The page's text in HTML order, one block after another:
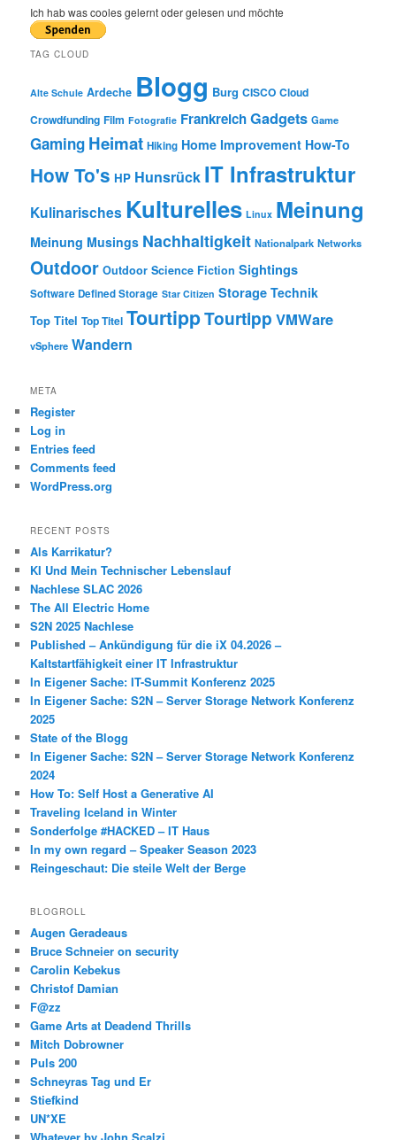
r
c
Ich hab was cooles gelernt oder gelesen und möchte
TAG CLOUD
Alte Schule Ardeche Blogg Burg CISCO Cloud
Crowdfunding Film Fotografie FrankreichGadgets Game
Gaming Heimat Hiking Home Improvement How-To
How To's HP Hunsrück IT Infrastruktur
Kulinarisches Kulturelles Linux Meinung
Meinung Musings Nachhaltigkeit Nationalpark Networks
Outdoor Outdoor Science Fiction Sightings
Software Defined Storage Star Citizen Storage Technik
Top Titel Top Titel TourtippTourtipp VMWare
vSphere Wandern
META
Register
Log in
Entries feed
Comments feed
WordPress.org
RECENT POSTS
Als Karrikatur?
KI Und Mein Technischer Lebenslauf
Nachlese SLAC 2026
The All Electric Home
S2N 2025 Nachlese
Published – Ankündigung für die iX 04.2026 –
Kaltstartfähigkeit einer IT Infrastruktur
In Eigener Sache: IT-Summit Konferenz 2025
In Eigener Sache: S2N – Server Storage Network Konferenz
2025
State of the Blogg
In Eigener Sache: S2N – Server Storage Network Konferenz
2024
How To: Self Host a Generative AI
Traveling Iceland in Winter
Sonderfolge #HACKED – IT Haus
In my own regard – Speaker Season 2023
Reingeschaut: Die steile Welt der Berge
BLOGROLL
Augen Geradeaus
Bruce Schneier on security
Carolin Kebekus
Christof Damian
F@zz
Game Arts at Deadend Thrills
Mitch Dobrowner
Puls 200
Schneyras Tag und Er
Stiefkind
UN*XE